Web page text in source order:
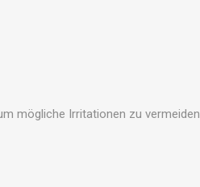
mögliche Irritationen zu vermeiden